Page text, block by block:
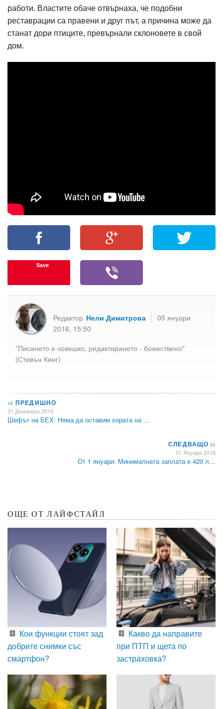
работи. Властите обаче отвърнаха, че подобни
реставрации са правени и друг път, а причина може да
станат дори птиците, превърнали склоновете в свой
дом.
Save
Редактор Нели Димитрова
05 януари
2016, 15:50
"Писането е човешко, редактирането - божествено"
(Стивън Кинг)
<< ПРЕДИШНО
31 Декември 2015
Шефът на БЕХ: Няма да оставим хората на …
СЛЕДВАЩО>>
01 Януари 2016
От 1 януари: Минималната заплата е 420 л…
ОЩЕ ОТ ЛАЙФСТАЙЛ
Кои функции стоят зад
добрите снимки със
смартфон?
Какво да направите
при ПТП и щета по
застраховка?